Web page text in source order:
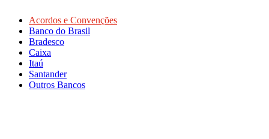
Acordos e Convenções
Banco do Brasil
Bradesco
Caixa
Itaú
Santander
Outros Bancos